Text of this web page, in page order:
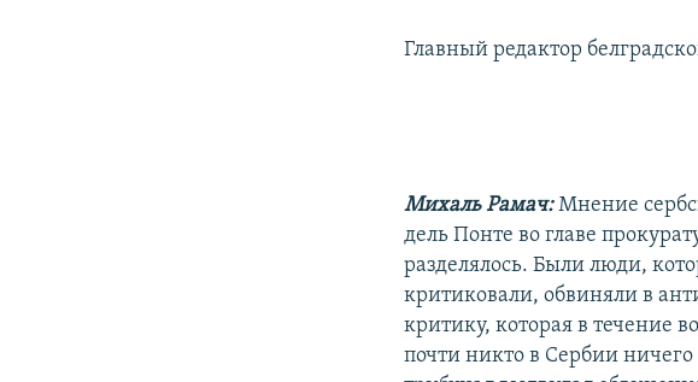
Главный редактор
Михаль Рамач:Мнение
дель Понте во главе
разделялось. Были люди,
критиковали, обвиняли в
критику, которая в течение
почти никто в Сербии